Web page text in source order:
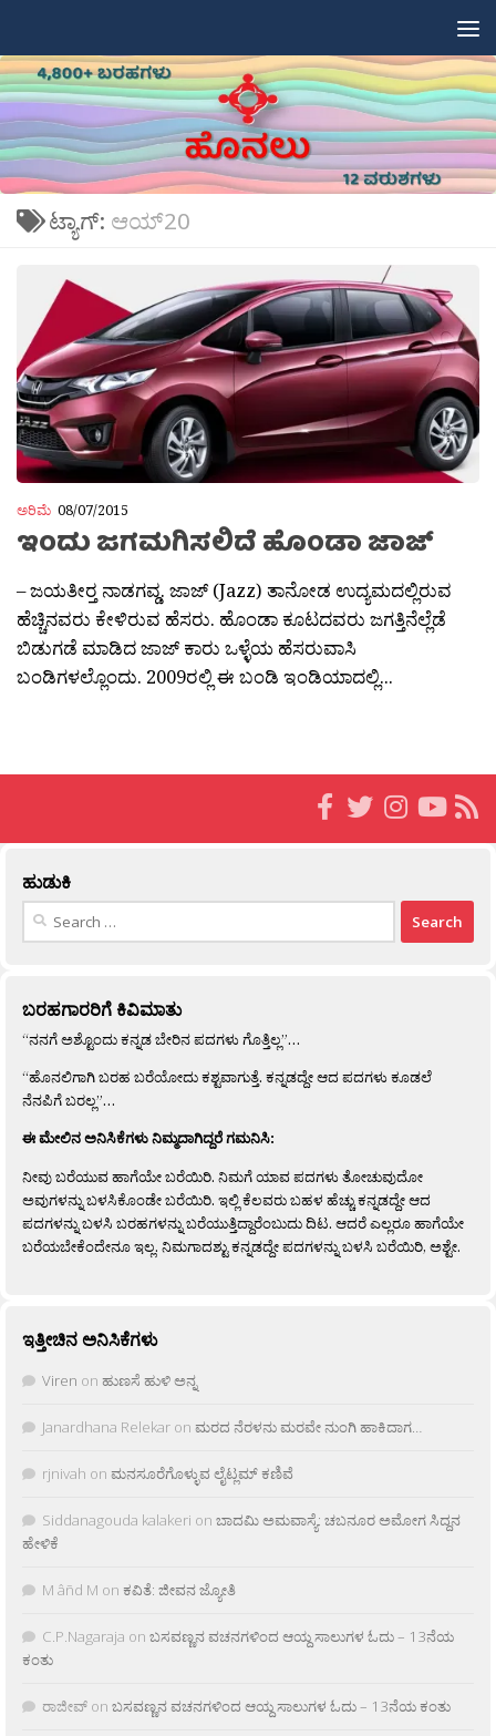
ಟ್ಯಾಗ್: ಆಯ್20
ಅರಿಮೆ 08/07/2015
ಇಂದು ಜಗಮಗಿಸಲಿದೆ ಹೊಂಡಾ ಜಾಜ್
– ಜಯತೀರ‍್ತ ನಾಡಗವ್ಡ. ಜಾಜ್ (Jazz) ತಾನೋಡ ಉದ್ಯಮದಲ್ಲಿರುವ
ಹೆಚ್ಚಿನವರು ಕೇಳಿರುವ ಹೆಸರು. ಹೊಂಡಾ ಕೂಟದವರು ಜಗತ್ತಿನೆಲ್ಲೆಡೆ
ಬಿಡುಗಡೆ ಮಾಡಿದ ಜಾಜ್ ಕಾರು ಒಳ್ಳೆಯ ಹೆಸರುವಾಸಿ
ಬಂಡಿಗಳಲ್ಲೊಂದು. 2009ರಲ್ಲಿ ಈ ಬಂಡಿ ಇಂಡಿಯಾದಲ್ಲಿ...
ಹುಡುಕಿ
Search
ಬರಹಗಾರರಿಗೆ ಕಿವಿಮಾತು
“ನನಗೆ ಅಶ್ಟೊಂದು ಕನ್ನಡ ಬೇರಿನ ಪದಗಳು ಗೊತ್ತಿಲ್ಲ”…
“ಹೊನಲಿಗಾಗಿ ಬರಹ ಬರೆಯೋದು ಕಶ್ಟವಾಗುತ್ತೆ. ಕನ್ನಡದ್ದೇ ಆದ ಪದಗಳು ಕೂಡಲೆ
ನೆನಪಿಗೆ ಬರಲ್ಲ”…
ಈ ಮೇಲಿನ ಅನಿಸಿಕೆಗಳು ನಿಮ್ಮದಾಗಿದ್ದರೆ ಗಮನಿಸಿ:
ನೀವು ಬರೆಯುವ ಹಾಗೆಯೇ ಬರೆಯಿರಿ. ನಿಮಗೆ ಯಾವ ಪದಗಳು ತೋಚುವುದೋ
ಅವುಗಳನ್ನು ಬಳಸಿಕೊಂಡೇ ಬರೆಯಿರಿ. ಇಲ್ಲಿ ಕೆಲವರು ಬಹಳ ಹೆಚ್ಚು ಕನ್ನಡದ್ದೇ ಆದ
ಪದಗಳನ್ನು ಬಳಸಿ ಬರಹಗಳನ್ನು ಬರೆಯುತ್ತಿದ್ದಾರೆಂಬುದು ದಿಟ. ಆದರೆ ಎಲ್ಲರೂ ಹಾಗೆಯೇ
ಬರೆಯಬೇಕೆಂದೇನೂ ಇಲ್ಲ. ನಿಮಗಾದಶ್ಟು ಕನ್ನಡದ್ದೇ ಪದಗಳನ್ನು ಬಳಸಿ ಬರೆಯಿರಿ, ಅಶ್ಟೇ.
ಇತ್ತೀಚಿನ ಅನಿಸಿಕೆಗಳು
Viren on ಹುಣಸೆ ಹುಳಿ ಅನ್ನ
Janardhana Relekar on ಮರದ ನೆರಳನು ಮರವೇ ನುಂಗಿ ಹಾಕಿದಾಗ…
rjnivah on ಮನಸೂರೆಗೊಳ್ಳುವ ಲೈಟ್ಲಮ್ ಕಣಿವೆ
Siddanagouda kalakeri on ಬಾದಮಿ ಅಮವಾಸ್ಯೆ: ಚಬನೂರ ಅಮೋಗ ಸಿದ್ದನ
ಹೇಳಿಕೆ
M âñd M on ಕವಿತೆ: ಜೀವನ ಜ್ಯೋತಿ
C.P.Nagaraja on ಬಸವಣ್ಣನ ವಚನಗಳಿಂದ ಆಯ್ದ ಸಾಲುಗಳ ಓದು – 13ನೆಯ
ಕಂತು
ರಾಜೀವ್ on ಬಸವಣ್ಣನ ವಚನಗಳಿಂದ ಆಯ್ದ ಸಾಲುಗಳ ಓದು – 13ನೆಯ ಕಂತು